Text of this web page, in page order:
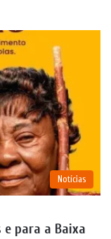
Notícias
para a Baixa